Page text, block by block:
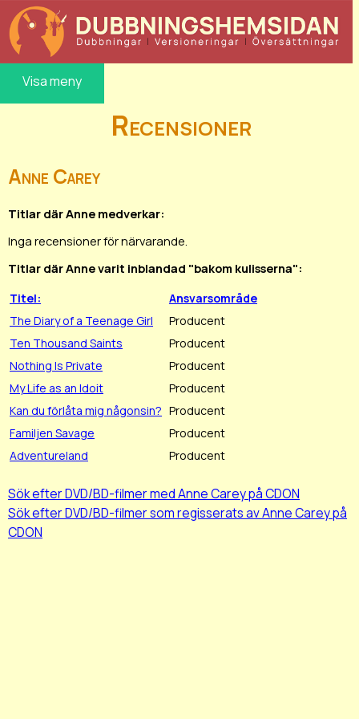
Visa meny
Recensioner
Anne Carey
Titlar där Anne medverkar:
Inga recensioner för närvarande.
Titlar där Anne varit inblandad "bakom kulisserna":
Titel:
Ansvarsområde
The Diary of a Teenage Girl
Producent
Ten Thousand Saints
Producent
Nothing Is Private
Producent
My Life as an Idoit
Producent
Kan du förlåta mig någonsin? Producent
Familjen Savage
Producent
Adventureland
Producent
Sök efter DVD/BD-filmer med Anne Carey på CDON
Sök efter DVD/BD-filmer som regisserats av Anne Carey på
CDON